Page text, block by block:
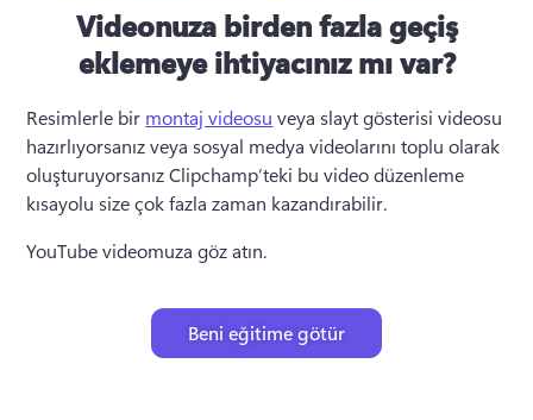
Videonuza birden fazla geçiş
eklemeye ihtiyacınız mı var?
Resimlerle bir montaj videosu veya slayt gösterisi videosu
hazırlıyorsanız veya sosyal medya videolarını toplu olarak
oluşturuyorsanız Clipchamp’teki bu video düzenleme
kısayolu size çok fazla zaman kazandırabilir.
YouTube videomuza göz atın.
Beni eğitime götür